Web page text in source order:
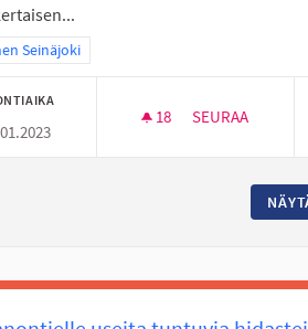
LISÄÄ AUKIOLOAIKOJA.
NUORISOTILA KENULLE LISÄÄ
tulokset teeman mukaan: Itäinen Seinäjoki
Seinäjoki
18 18 SEURAAJAA
SEURAA